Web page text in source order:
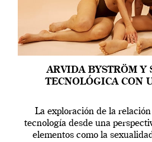
ARVIDA BYSTRÖM Y
TECNOLÓGICA CON
La exploración de la
tecnología desde una
elementos como la